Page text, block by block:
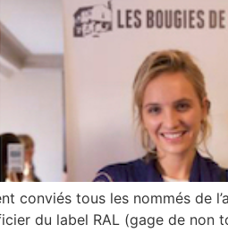
conviés tous les nommés de
du label RAL (gage de non